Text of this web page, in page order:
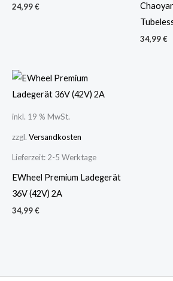
24,99€
34,99€
inkl. 19 % MwSt.
zzgl. Versandkosten
Lieferzeit: 2-5 Werktage
EWheel Premium Ladegerät
36V (42V) 2A
34,99€